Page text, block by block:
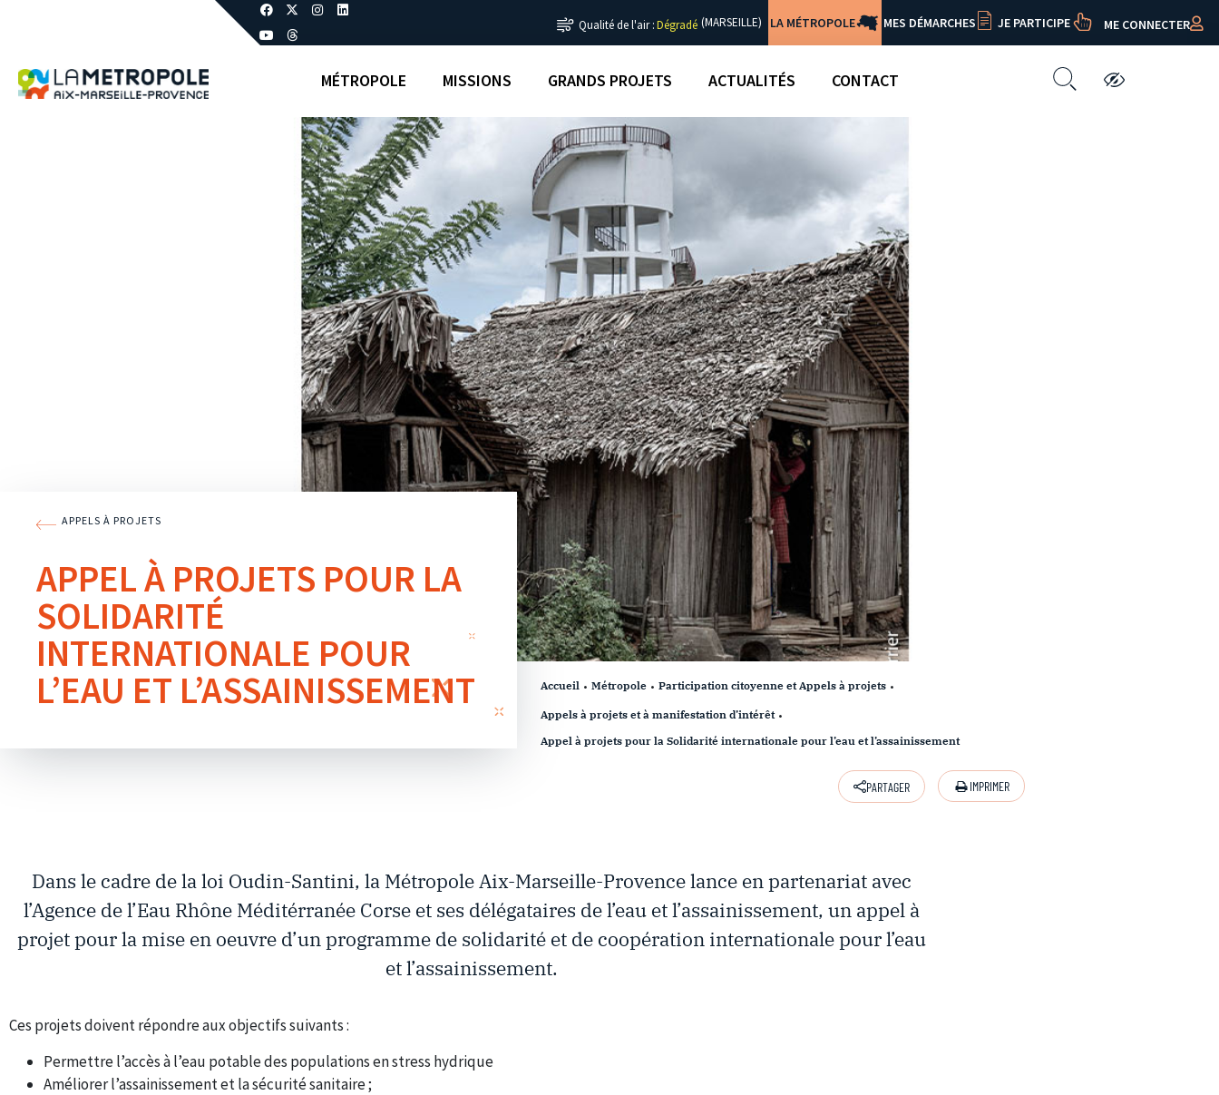
Qualité de l'air :Dégradé (MARSEILLE) LA MÉTROPOLE MES DÉMARCHES JE PARTICIPE ME CONNECTER
MÉTROPOLE MISSIONS GRANDS PROJETS ACTUALITÉS CONTACT
APPELS À PROJETS
APPEL À PROJETS POUR LA
SOLIDARITÉ
INTERNATIONALE POUR
L’EAU ET L’ASSAINISSEMENT
Accueil Métropole Participation citoyenne et Appels à projets
Appels à projets et à manifestation d’intérêt
Appel à projets pour la Solidarité internationale pour l’eau et l’assainissement
PARTAGER IMPRIMER
Dans le cadre de la loi Oudin-Santini, la Métropole Aix-Marseille-Provence lance en partenariat avec
l’Agence de l’Eau Rhône Méditérranée Corse et ses délégataires de l’eau et l’assainissement, un appel à
projet pour la mise en oeuvre d’un programme de solidarité et de coopération internationale pour l’eau
et l’assainissement.
Ces projets doivent répondre aux objectifs suivants :
Permettre l’accès à l’eau potable des populations en stress hydrique
Améliorer l’assainissement et la sécurité sanitaire ;